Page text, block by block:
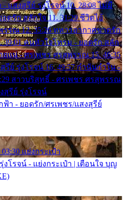
แสงสุรีย์ รุ่งโรจน์ 10. 28:08 ไม่มี
ดรัก สลักใจ 11. 31:29 ชีวิตไอ้
รรณ 12. 35:26 ทหารอากาศขาดรัก
39:01 คนหัวใจโทรม - ยอดรัก สลัก
ยแน่ - ศรเพชร ศรสุพรรณ 15. 46:35
รีย์ รุ่งโรจน์ 16. 49:57 กำนันกำใน -
สาวบริสุทธิ์ - ศรเพชร ศรสุพรรณ
สุรีย์ รุ่งโรจน์
ฟ้า - ยอดรัก/ศรเพชร/แสงสุรีย์
แย่งกระเป๋า
งโรจน์ - แย่งกระเป๋า | เตือนใจ บุญ